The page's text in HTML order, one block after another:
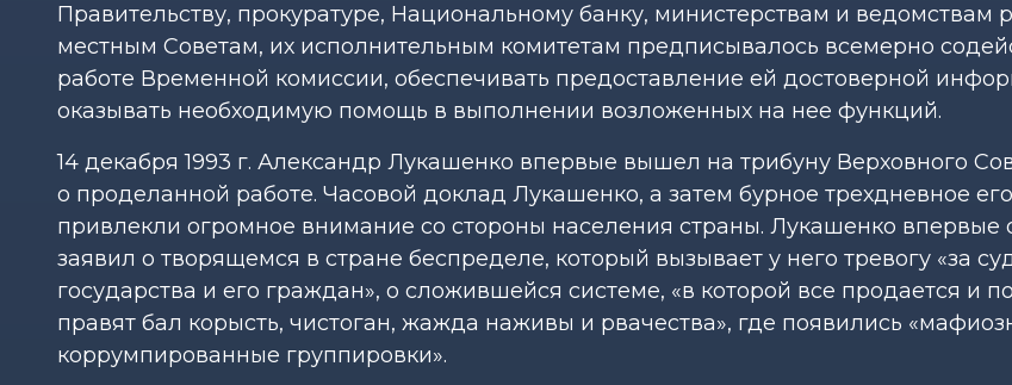
Правительству, прокуратуре, Национальному банку, министерствам и ведомствам
местным Советам, их исполнительным комитетам предписывалось всемерно
работе Временной комиссии, обеспечивать предоставление ей достоверной
оказывать необходимую помощь в выполнении возложенных на нее функций.
14 декабря 1993 г. Александр Лукашенко впервые вышел на трибуну Верховного
о проделанной работе. Часовой доклад Лукашенко, а затем бурное трехдневное
привлекли огромное внимание со стороны населения страны. Лукашенко впервые
заявил о творящемся в стране беспределе, который вызывает у него тревогу «за
государства и его граждан», о сложившейся системе, «в которой все продается и
правят бал корысть, чистоган, жажда наживы и рвачества», где появились
коррумпированные группировки».